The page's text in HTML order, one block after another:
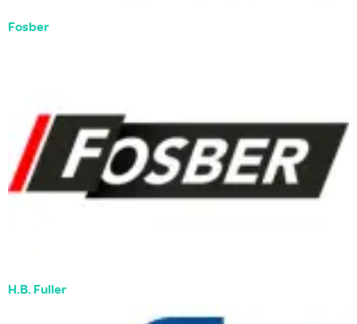
Fosber
H.B. Fuller